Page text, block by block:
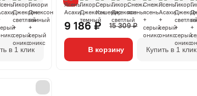
в 1 клик
9 186 ₽ 15 309 ₽
В корзину Купить в 1 клик